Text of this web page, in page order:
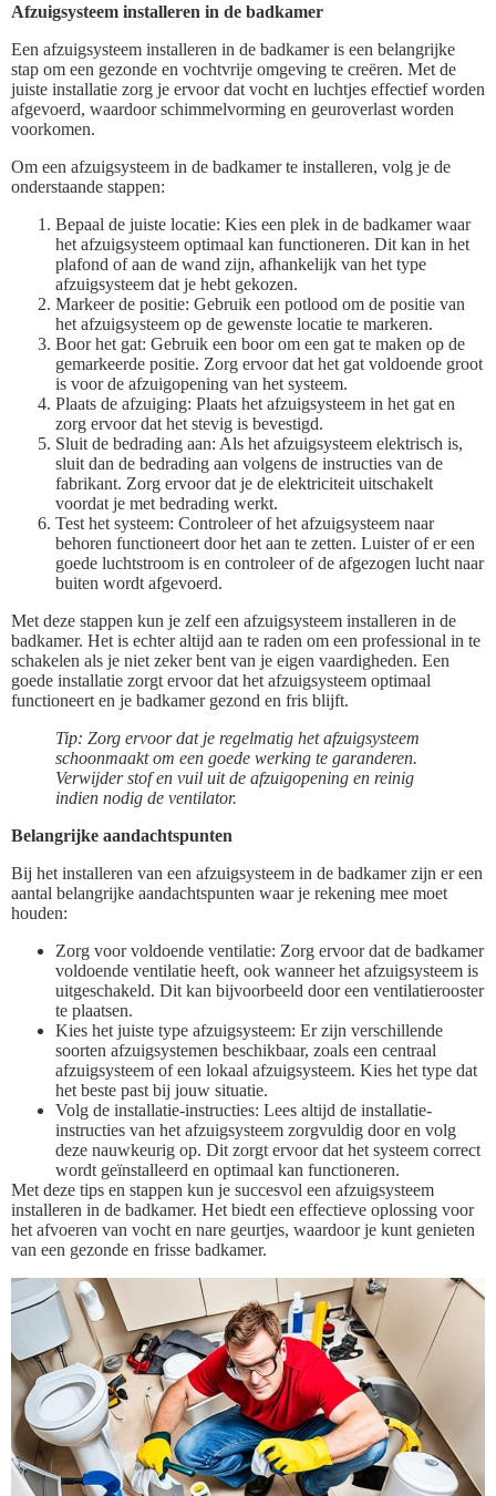
Afzuigsysteem installeren in de badkamer
Een afzuigsysteem installeren in de badkamer is een belangrijke
stap om een gezonde en vochtvrije omgeving te creëren. Met de
juiste installatie zorg je ervoor dat vocht en luchtjes effectief worden
afgevoerd, waardoor schimmelvorming en geuroverlast worden
voorkomen.
Om een afzuigsysteem in de badkamer te installeren, volg je de
onderstaande stappen:
Bepaal de juiste locatie: Kies een plek in de badkamer waar
het afzuigsysteem optimaal kan functioneren. Dit kan in het
plafond of aan de wand zijn, afhankelijk van het type
afzuigsysteem dat je hebt gekozen.
Markeer de positie: Gebruik een potlood om de positie van
het afzuigsysteem op de gewenste locatie te markeren.
Boor het gat: Gebruik een boor om een gat te maken op de
gemarkeerde positie. Zorg ervoor dat het gat voldoende groot
is voor de afzuigopening van het systeem.
Plaats de afzuiging: Plaats het afzuigsysteem in het gat en
zorg ervoor dat het stevig is bevestigd.
Sluit de bedrading aan: Als het afzuigsysteem elektrisch is,
sluit dan de bedrading aan volgens de instructies van de
fabrikant. Zorg ervoor dat je de elektriciteit uitschakelt
voordat je met bedrading werkt.
Test het systeem: Controleer of het afzuigsysteem naar
behoren functioneert door het aan te zetten. Luister of er een
goede luchtstroom is en controleer of de afgezogen lucht naar
buiten wordt afgevoerd.
Met deze stappen kun je zelf een afzuigsysteem installeren in de
badkamer. Het is echter altijd aan te raden om een professional in te
schakelen als je niet zeker bent van je eigen vaardigheden. Een
goede installatie zorgt ervoor dat het afzuigsysteem optimaal
functioneert en je badkamer gezond en fris blijft.
Tip: Zorg ervoor dat je regelmatig het afzuigsysteem
schoonmaakt om een goede werking te garanderen.
Verwijder stof en vuil uit de afzuigopening en reinig
indien nodig de ventilator.
Belangrijke aandachtspunten
Bij het installeren van een afzuigsysteem in de badkamer zijn er een
aantal belangrijke aandachtspunten waar je rekening mee moet
houden:
Zorg voor voldoende ventilatie: Zorg ervoor dat de badkamer
voldoende ventilatie heeft, ook wanneer het afzuigsysteem is
uitgeschakeld. Dit kan bijvoorbeeld door een ventilatierooster
te plaatsen.
Kies het juiste type afzuigsysteem: Er zijn verschillende
soorten afzuigsystemen beschikbaar, zoals een centraal
afzuigsysteem of een lokaal afzuigsysteem. Kies het type dat
het beste past bij jouw situatie.
Volg de installatie-instructies: Lees altijd de installatie-
instructies van het afzuigsysteem zorgvuldig door en volg
deze nauwkeurig op. Dit zorgt ervoor dat het systeem correct
wordt geïnstalleerd en optimaal kan functioneren.
Met deze tips en stappen kun je succesvol een afzuigsysteem
installeren in de badkamer. Het biedt een effectieve oplossing voor
het afvoeren van vocht en nare geurtjes, waardoor je kunt genieten
van een gezonde en frisse badkamer.